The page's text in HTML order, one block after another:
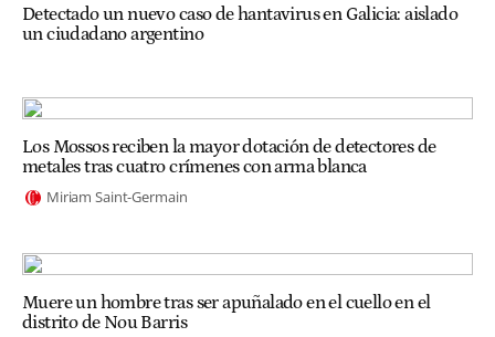
Detectado un nuevo caso de hantavirus en Galicia: aislado
un ciudadano argentino
Los Mossos reciben la mayor dotación de detectores de
metales tras cuatro crímenes con arma blanca
Miriam Saint-Germain
Muere un hombre tras ser apuñalado en el cuello en el
distrito de Nou Barris